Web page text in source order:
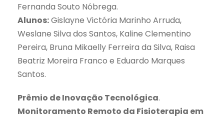
Fernanda Souto Nóbrega.
Alunos:Gislayne Victória Marinho Arruda,
Weslane Silva dos Santos, Kaline Clementino
Pereira, Bruna Mikaelly Ferreira da Silva, Raisa
Beatriz Moreira Franco e Eduardo Marques
Santos.
Prêmio de Inovação Tecnológica.
Monitoramento Remoto da Fisioterapia em